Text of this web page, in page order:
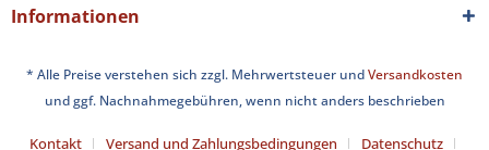
Informationen
* Alle Preise verstehen sich zzgl. Mehrwertsteuer undVersandkosten
und ggf. Nachnahmegebühren, wenn nicht anders beschrieben
Kontakt Versand und Zahlungsbedingungen Datenschutz